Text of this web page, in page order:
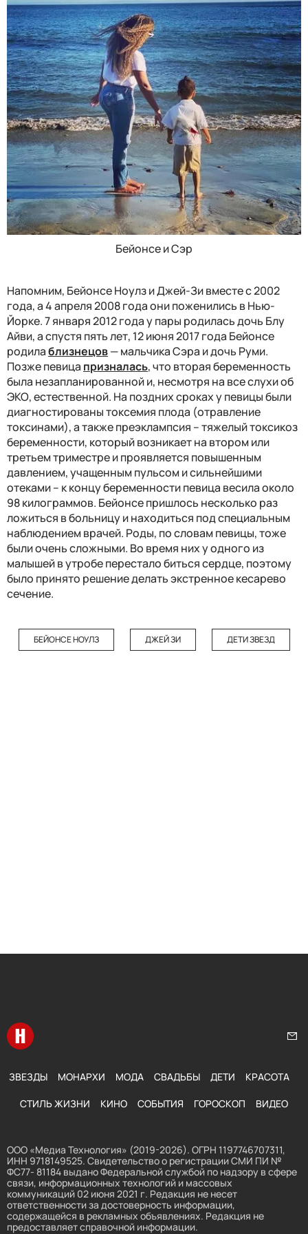
Бейонсе и Сэр
Напомним, Бейонсе Ноулз и Джей-Зи вместе с 2002
года, а 4 апреля 2008 года они поженились в Нью-
Йорке. 7 января 2012 года у пары родилась дочь Блу
Айви, а спустя пять лет, 12 июня 2017 года Бейонсе
родилаблизнецов— мальчика Сэра и дочь Руми.
Позже певица призналась, что вторая беременность
была незапланированной и, несмотря на все слухи об
ЭКО, естественной. На поздних сроках у певицы были
диагностированы токсемия плода (отравление
токсинами), а также преэклампсия – тяжелый токсикоз
беременности, который возникает на втором или
третьем триместре и проявляется повышенным
давлением, учащенным пульсом и сильнейшими
отеками – к концу беременности певица весила около
98 килограммов. Бейонсе пришлось несколько раз
ложиться в больницу и находиться под специальным
наблюдением врачей. Роды, по словам певицы, тоже
были очень сложными. Во время них у одного из
малышей в утробе перестало биться сердце, поэтому
было принято решение делать экстренное кесарево
сечение.
БЕЙОНСЕ НОУЛЗ ДЖЕЙ ЗИ ДЕТИ ЗВЕЗД
Перейти на главную
ЗВЕЗДЫ МОНАРХИ МОДА СВАДЬБЫ ДЕТИ КРАСОТА
СТИЛЬ ЖИЗНИ КИНО СОБЫТИЯ ГОРОСКОП ВИДЕО
ООО «Медиа Технология» (2019-2026). ОГРН 1197746707311,
ИНН 9718149525. Свидетельство о регистрации СМИ ПИ №
ФС77- 81184 выдано Федеральной службой по надзору в сфере
связи, информационных технологий и массовых
коммуникаций 02 июня 2021 г. Редакция не несет
ответственности за достоверность информации,
содержащейся в рекламных объявлениях. Редакция не
предоставляет справочной информации.